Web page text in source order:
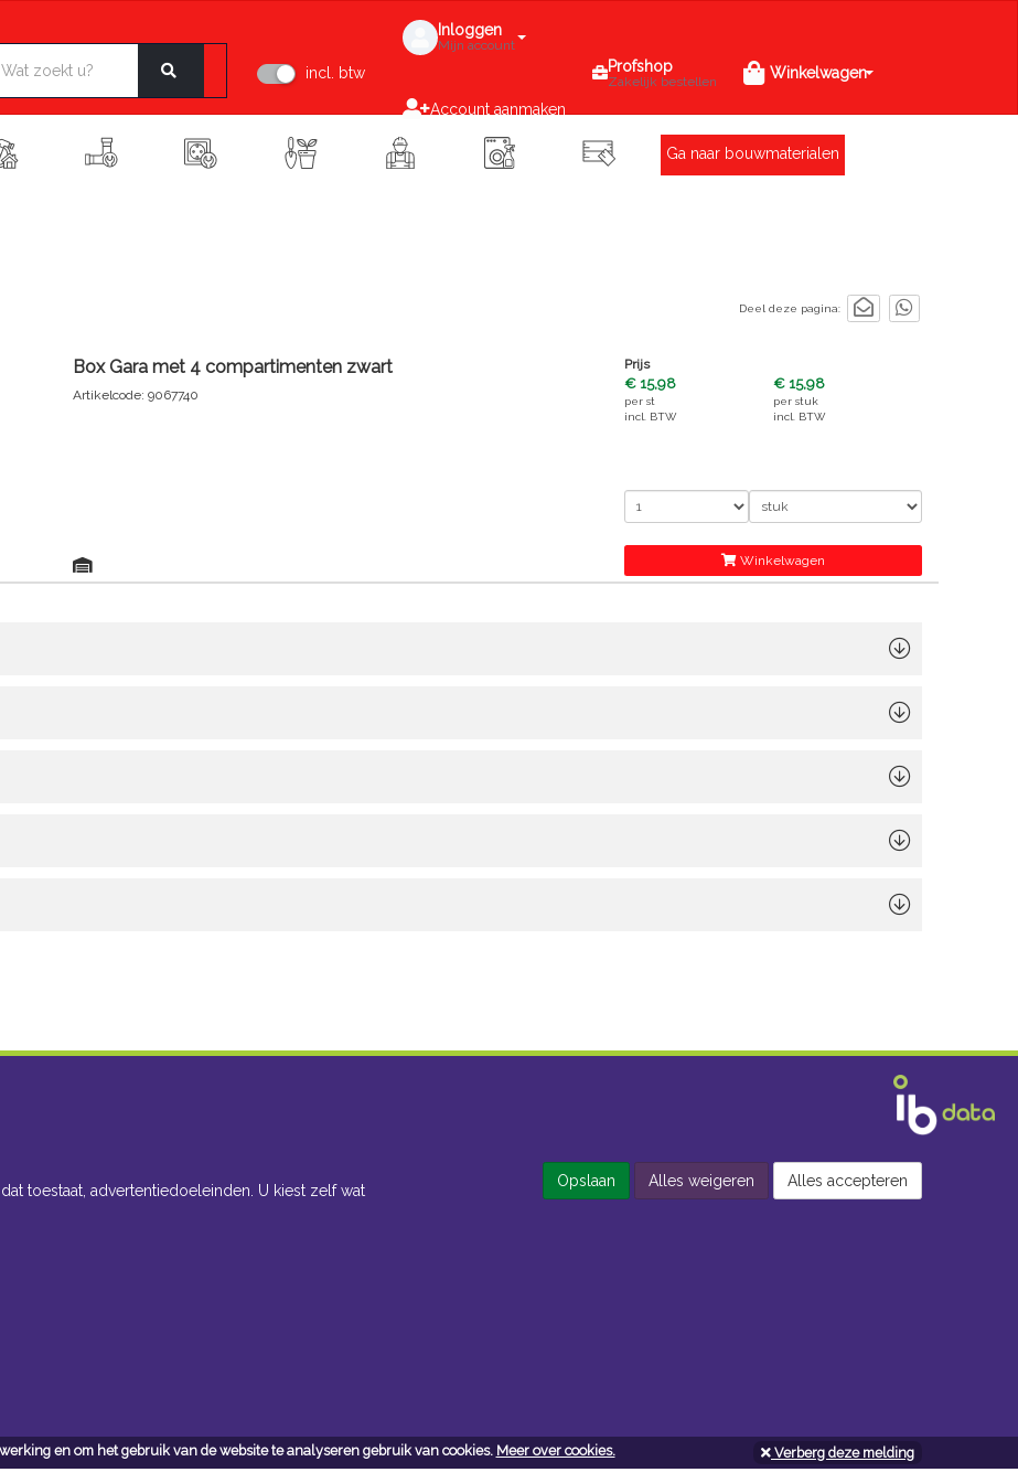
en om het gebruik van de website te analyseren gebruik van cookies. Meer over cookies. Verberg deze melding
incl. btw
Inloggen
Mijn account
Account aanmaken
Profshop
Zakelijk bestellen Winkelwagen
Ga naar bouwmaterialen
Deel deze pagina:
Box Gara met 4 compartimenten zwart
Artikelcode: 9067740
Prijs
€ 15,98
per st
incl. BTW
€ 15,98
per stuk
incl. BTW
Winkelwagen
ons Openingsuren toonzaal Openingsuren doe-het-zelf
toestaat, advertentiedoeleinden. U kiest zelf wat
Opslaan Alles weigeren Alles accepteren